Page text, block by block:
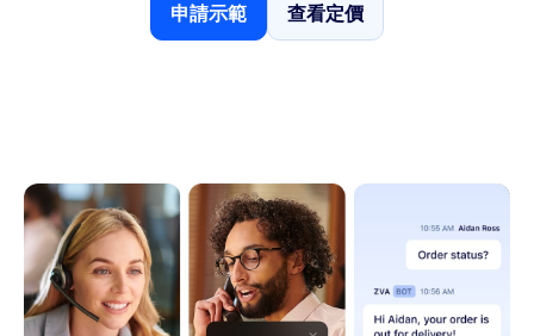
申請示範
申請示範
查看定價
查看定價